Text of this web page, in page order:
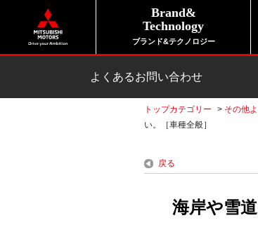
Brand&
Technology
ブランド&テクノロジー
よくあるお問い合わせ
トップカテゴリー > その他
い。［車種全般］
戻る
海岸や雪